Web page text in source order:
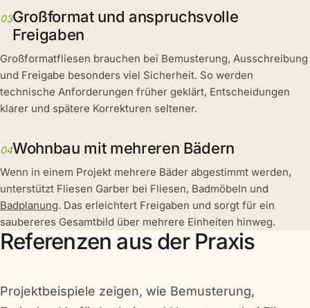
03Großformat und anspruchsvolle
Freigaben
Großformatfliesen brauchen bei Bemusterung, Ausschreibung
und Freigabe besonders viel Sicherheit. So werden
technische Anforderungen früher geklärt, Entscheidungen
klarer und spätere Korrekturen seltener.
04Wohnbau mit mehreren Bädern
Wenn in einem Projekt mehrere Bäder abgestimmt werden,
unterstützt Fliesen Garber bei Fliesen, Badmöbeln und
Badplanung. Das erleichtert Freigaben und sorgt für ein
saubereres Gesamtbild über mehrere Einheiten hinweg.
Referenzen aus der Praxis
Projektbeispiele zeigen, wie Bemusterung,